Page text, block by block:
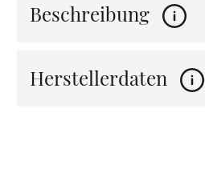
Beschreibung
Herstellerdaten